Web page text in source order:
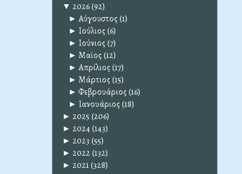
▼ 2026(92)
► Αύγουστος (1)
► Ιούλιος (6)
► Ιούνιος (7)
► Μαϊος (12)
► Απρίλιος (17)
► Μάρτιος (15)
► Φεβρουάριος (16)
► Ιανουάριος (18)
► 2025 (206)
► 2024(143)
► 2023 (55)
► 2022(132)
► 2021(328)